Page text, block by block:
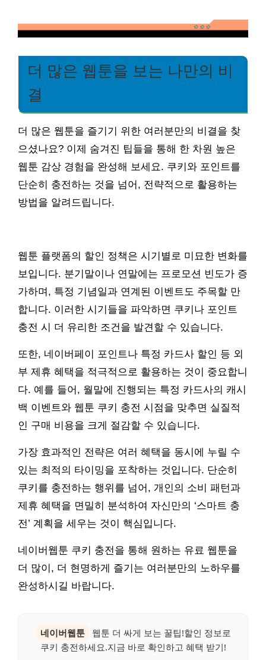
더 많은 웹툰을 보는 나만의 비
결
더 많은 웹툰을 즐기기 위한 여러분만의 비결을 찾
으셨나요? 이제 숨겨진 팁들을 통해 한 차원 높은
웹툰 감상 경험을 완성해 보세요. 쿠키와 포인트를
단순히 충전하는 것을 넘어, 전략적으로 활용하는
방법을 알려드립니다.
웹툰 플랫폼의 할인 정책은 시기별로 미묘한 변화를
보입니다. 분기말이나 연말에는 프로모션 빈도가 증
가하며, 특정 기념일과 연계된 이벤트도 주목할 만
합니다. 이러한 시기들을 파악하면 쿠키나 포인트
충전 시 더 유리한 조건을 발견할 수 있습니다.
또한, 네이버페이 포인트나 특정 카드사 할인 등 외
부 제휴 혜택을 적극적으로 활용하는 것이 중요합니
다. 예를 들어, 월말에 진행되는 특정 카드사의 캐시
백 이벤트와 웹툰 쿠키 충전 시점을 맞추면 실질적
인 구매 비용을 크게 절감할 수 있습니다.
가장 효과적인 전략은 여러 혜택을 동시에 누릴 수
있는 최적의 타이밍을 포착하는 것입니다. 단순히
쿠키를 충전하는 행위를 넘어, 개인의 소비 패턴과
제휴 혜택을 면밀히 분석하여 자신만의 ‘스마트 충
전’ 계획을 세우는 것이 핵심입니다.
네이버웹툰 쿠키 충전을 통해 원하는 유료 웹툰을
더 많이, 더 현명하게 즐기는 여러분만의 노하우를
완성하시길 바랍니다.
네이버웹툰
웹툰 더 싸게 보는 꿀팁!할인 정보로
쿠키 충전하세요.지금 바로 확인하고 혜택 받기!